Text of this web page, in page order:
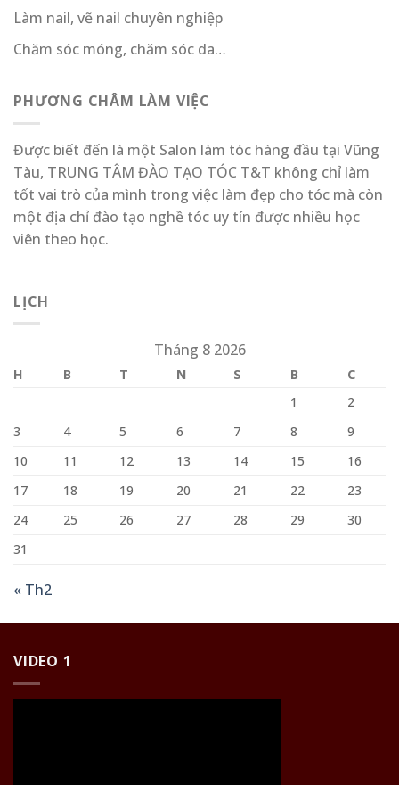
Làm nail, vẽ nail chuyên nghiệp
Chăm sóc móng, chăm sóc da…
PHƯƠNG CHÂM LÀM VIỆC
Được biết đến là một Salon làm tóc hàng đầu tại Vũng
Tàu, TRUNG TÂM ĐÀO TẠO TÓC T&T không chỉ làm
tốt vai trò của mình trong việc làm đẹp cho tóc mà còn
một địa chỉ đào tạo nghề tóc uy tín được nhiều học
viên theo học.
LỊCH
Tháng 8 2026
H B T N S B
C
1
2
3
4 5 6 7 8
9
10
11 12 13 14 15
16
17
18 19 20 21 22
23
24
25 26 27 28 29
30
31
« Th2
VIDEO 1